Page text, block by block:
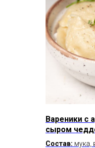
Вареники с
сыром
Состав: мука,